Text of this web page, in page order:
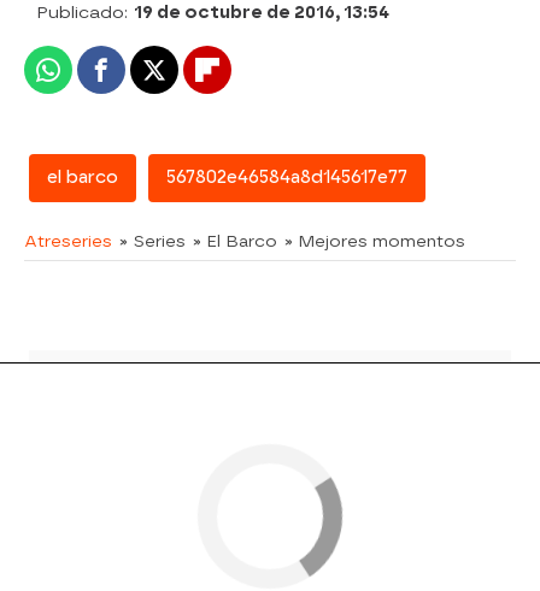
Publicado: 19 de octubre de 2016, 13:54
WhatsappFacebook
X Flipboard
el barco 567802e46584a8d145617e77
Atreseries » Series » El Barco » Mejores momentos